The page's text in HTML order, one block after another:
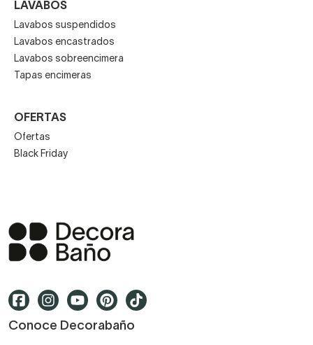
LAVABOS
Lavabos suspendidos
Lavabos encastrados
Lavabos sobreencimera
Tapas encimeras
OFERTAS
Ofertas
Black Friday
Conoce Decorabaño